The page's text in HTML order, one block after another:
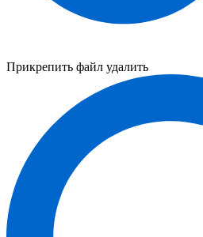
Прикрепить файл удалить